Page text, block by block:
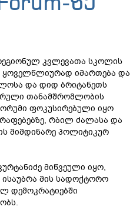
ზე
კვლევათა სკოლის
ყოველწლიურად იმართება და
და დიდ ბრიტანეთს
თანამშრომლობის
ფოკუსირებული იყო
რბილ ძალასა და
მიმდინარე პოლიტიკურ
მიწვეული იყო,
მის სადოქტორო
დემოკრატიებში